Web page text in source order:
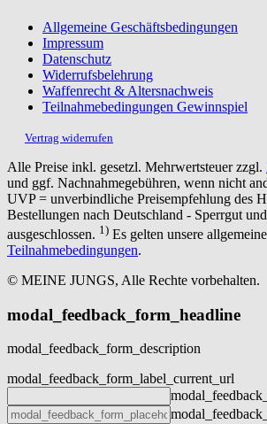
Allgemeine Geschäftsbedingungen
Impressum
Datenschutz
Widerrufsbelehrung
Waffenrecht & Altersnachweis
Teilnahmebedingungen Gewinnspiel
Vertrag widerrufen
Alle Preise inkl. gesetzl. Mehrwertsteuer zzgl.
und ggf. Nachnahmegebühren, wenn nicht
UVP = unverbindliche Preisempfehlung des
Bestellungen nach Deutschland - Sperrgut
ausgeschlossen. 1) Es gelten unsere
Teilnahmebedingungen.
© MEINE JUNGS, Alle Rechte vorbehalten.
modal_feedback_form_headline
modal_feedback_form_description
modal_feedback_form_label_current_url